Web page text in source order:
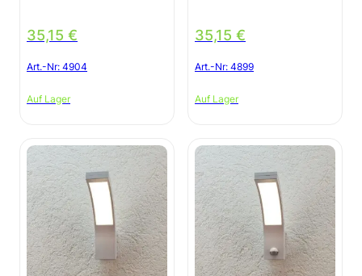
35,15 €
Art.-Nr: 4904
Auf Lager
35,15 €
Art.-Nr: 4899
Auf Lager